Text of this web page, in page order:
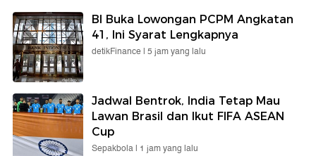
BI Buka Lowongan PCPM Angkatan
41, Ini Syarat Lengkapnya
detikFinance | 5 jam yang lalu
Jadwal Bentrok, India Tetap Mau
Lawan Brasil dan Ikut FIFA ASEAN
Cup
Sepakbola | 1 jam yang lalu